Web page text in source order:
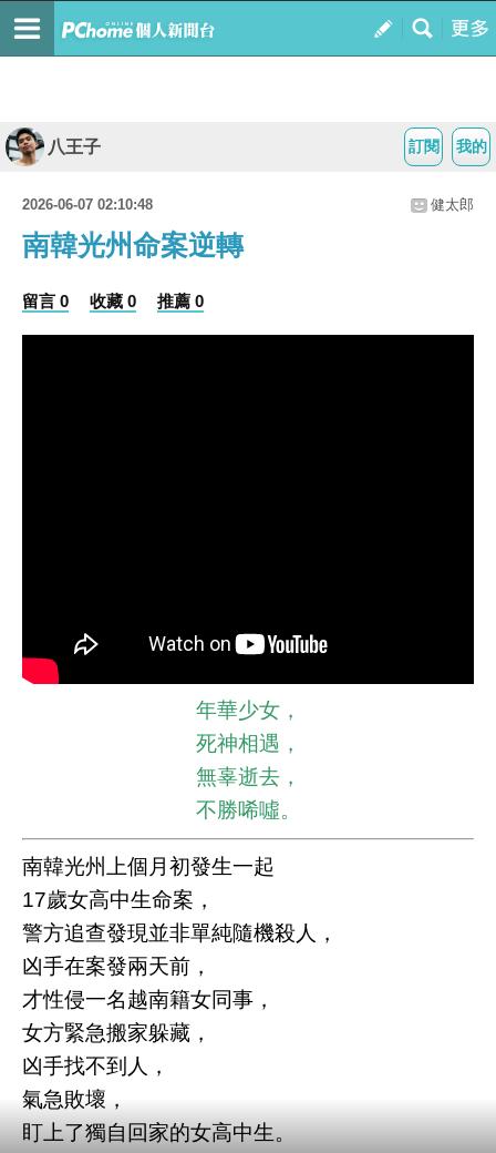
我的
訂閱
八王子
2026-06-07 02:10:48 健太郎
南韓光州命案逆轉
留言 0 收藏 0 推薦 0
年華少女，
死神相遇，
無辜逝去，
不勝唏噓。
南韓光州上個月初發生一起
17歲女高中生命案，
警方追查發現並非單純隨機殺人，
凶手在案發兩天前，
才性侵一名越南籍女同事，
女方緊急搬家躲藏，
凶手找不到人，
氣急敗壞 ，
盯上了獨自回家的女高中生。